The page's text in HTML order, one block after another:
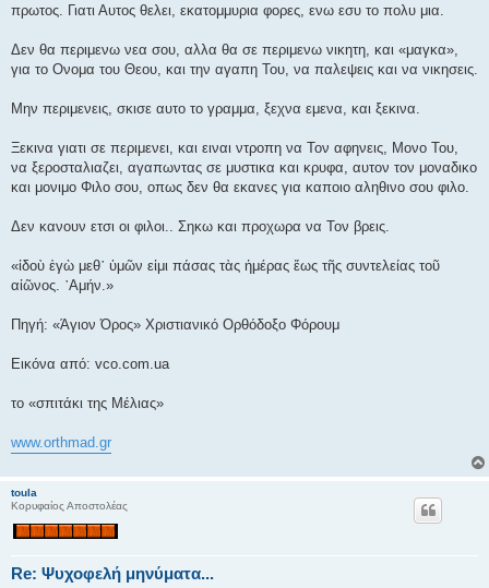
πρωτος. Γιατι Αυτος θελει, εκατομμυρια φορες, ενω εσυ το πολυ μια.
Δεν θα περιμενω νεα σου, αλλα θα σε περιμενω νικητη, και «μαγκα»,
για το Ονομα του Θεου, και την αγαπη Του, να παλεψεις και να νικησεις.
Μην περιμενεις, σκισε αυτο το γραμμα, ξεχνα εμενα, και ξεκινα.
Ξεκινα γιατι σε περιμενει, και ειναι ντροπη να Τον αφηνεις, Μονο Του,
να ξεροσταλιαζει, αγαπωντας σε μυστικα και κρυφα, αυτον τον μοναδικο
και μονιμο Φιλο σου, οπως δεν θα εκανες για καποιο αληθινο σου φιλο.
Δεν κανουν ετσι οι φιλοι.. Σηκω και προχωρα να Τον βρεις.
«ἰδοὺ ἐγὼ μεθ᾿ ὑμῶν εἰμι πάσας τὰς ἡμέρας ἕως τῆς συντελείας τοῦ
αἰῶνος. ᾿Αμήν.»
Πηγή: «Άγιον Όρος» Χριστιανικό Ορθόδοξο Φόρουμ
Εικόνα από: vco.com.ua
το «σπιτάκι της Μέλιας»
www.orthmad.gr
toula
Κορυφαίος Αποστολέας
Re: Ψυχοφελή μηνύματα...